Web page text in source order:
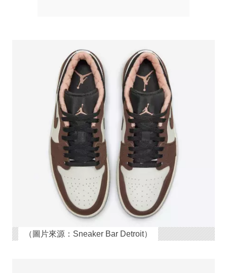
（圖片來源：Sneaker Bar Detroit）